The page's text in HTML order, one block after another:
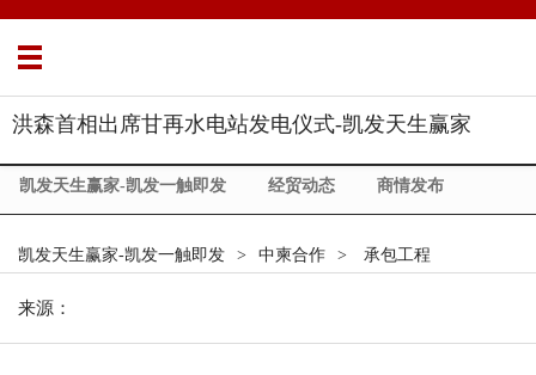
洪森首相出席甘再水电站发电仪式-凯发天生赢家
凯发天生赢家-凯发一触即发 经贸动态 商情发布
凯发天生赢家-凯发一触即发 > 中柬合作 > 承包工程
来源：